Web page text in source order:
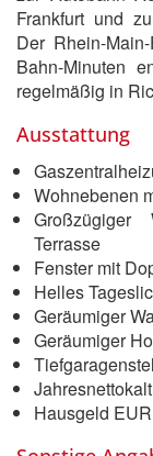
Frankfurt und
Der Rhein-
Bahn-Minuten
regelmäßig in
Ausstattung
Wohnebenen
Terrasse
Fenster mit
Helles
Geräumiger
Geräumiger
Hausgeld